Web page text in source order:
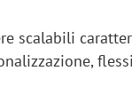
scalabili